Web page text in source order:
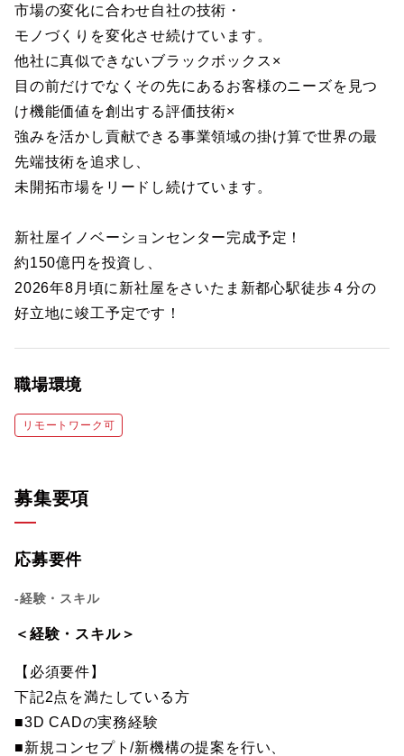
市場の変化に合わせ自社の技術・
モノづくりを変化させ続けています。
他社に真似できないブラックボックス×
目の前だけでなくその先にあるお客様のニーズを見つ
け機能価値を創出する評価技術×
強みを活かし貢献できる事業領域の掛け算で世界の最
先端技術を追求し、
未開拓市場をリードし続けています。
新社屋イノベーションセンター完成予定！
約150億円を投資し、
2026年8月頃に新社屋をさいたま新都心駅徒歩４分の
好立地に竣工予定です！
職場環境
リモートワーク可
募集要項
応募要件
-経験・スキル
＜経験・スキル＞
【必須要件】
下記2点を満たしている方
■3D CADの実務経験
■新規コンセプト/新機構の提案を行い、